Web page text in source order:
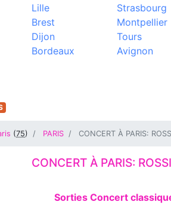
Lille
Brest
Dijon
Bordeaux
Strasbourg
Montpellier
Tours
Avignon
(75) PARIS CONCERT À PARIS:
CONCERT À PARIS:
Sorties Concert